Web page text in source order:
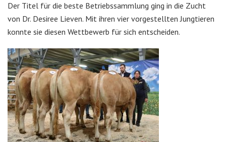
Der Titel für die beste Betriebssammlung ging in die Zucht
von Dr. Desiree Lieven. Mit ihren vier vorgestellten Jungtieren
konnte sie diesen Wettbewerb für sich entscheiden.